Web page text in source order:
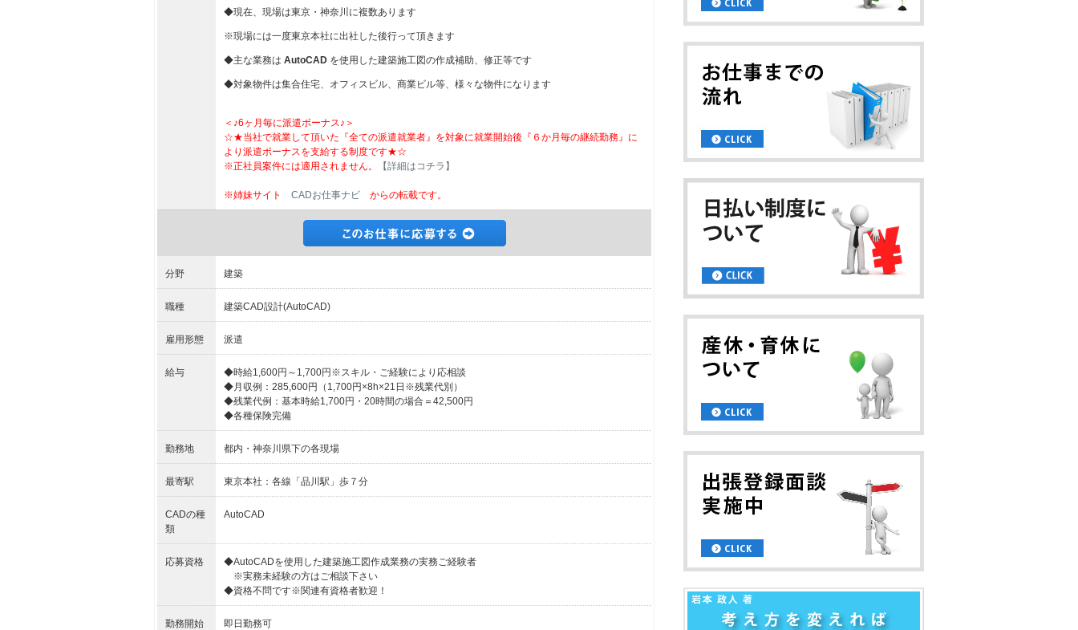
◆現在、現場は東京・神奈川に複数あります
※現場には一度東京本社に出社した後行って頂きます
◆主な業務は AutoCAD を使用した建築施工図の作成補助、修正等です
◆対象物件は集合住宅、オフィスビル、商業ビル等、様々な物件になります
＜♪6ヶ月毎に派遣ボーナス♪＞
☆★当社で就業して頂いた『全ての派遣就業者』を対象に就業開始後『６か月毎の継続勤務』に
より派遣ボーナスを支給する制度です★☆
※正社員案件には適用されません。
【詳細はコチラ】
※姉妹サイト CADお仕事ナビ からの転載です。
分野 建築
職種 建築CAD設計(AutoCAD)
雇用形態 派遣
給与
◆時給1,600円～1,700円※スキル・ご経験により応相談
◆月収例：285,600円（1,700円×8h×21日※残業代別）
◆残業代例：基本時給1,700円・20時間の場合＝42,500円
◆各種保険完備
勤務地 都内・神奈川県下の各現場
最寄駅 東京本社：各線「品川駅」歩７分
CADの種
類
AutoCAD
応募資格
◆AutoCADを使用した建築施工図作成業務の実務ご経験者
※実務未経験の方はご相談下さい
◆資格不問です※関連有資格者歓迎！
勤務開始
即日勤務可